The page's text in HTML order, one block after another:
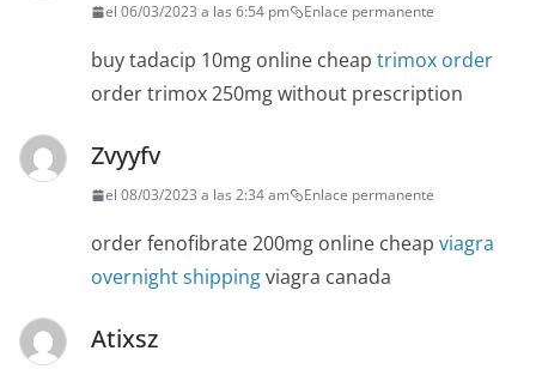
el 06/03/2023 a las 6:54 pm Enlace permanente
buy tadacip 10mg online cheap trimox order
order trimox 250mg without prescription
Zvyyfv
el 08/03/2023 a las 2:34 am Enlace permanente
order fenofibrate 200mg online cheap viagra
overnight shippingviagra canada
Atixsz